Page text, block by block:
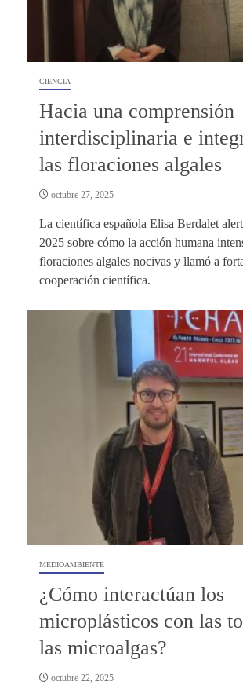
CIENCIA
Hacia una comprensión
interdisciplinaria e
las floraciones algales
octubre 27, 2025
La científica española Elisa Berdalet
2025 sobre cómo la acción humana
floraciones algales nocivas y llamó a
cooperación científica.
MEDIOAMBIENTE
¿Cómo interactúan los
microplásticos con las
las microalgas?
octubre 22, 2025